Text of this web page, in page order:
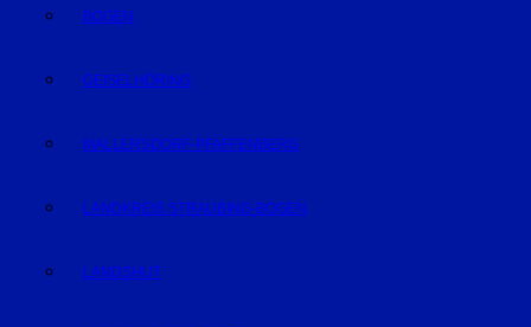
BOGEN
GEISELHÖRING
MALLERSDORF-PFAFFENBERG
LANDKREIS STRAUBING-BOGEN
LANDSHUT